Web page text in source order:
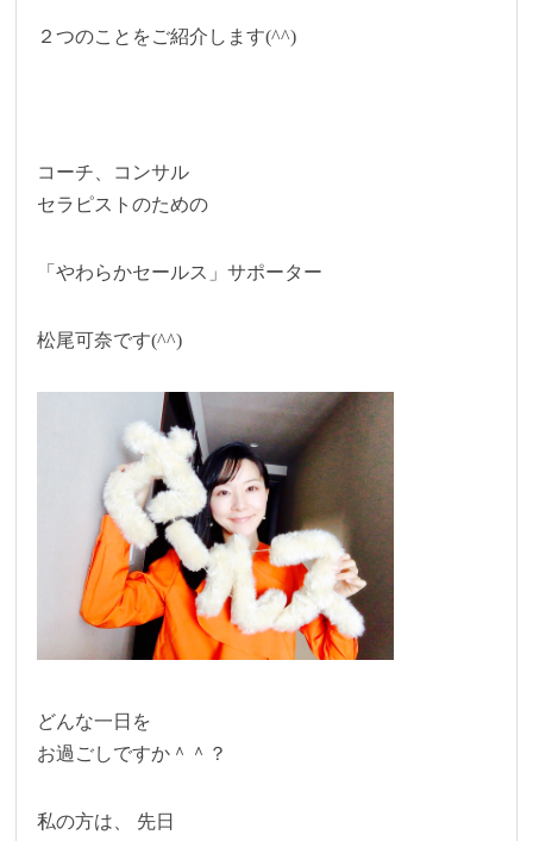
２つのことをご紹介します(^^)
コーチ、コンサル
セラピストのための
「やわらかセールス」サポーター
松尾可奈です(^^)
どんな一日を
お過ごしですか＾＾？
私の方は、 先日